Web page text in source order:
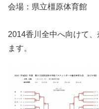
会場：県立橿原体育館
2014香川全中へ向けて
ます。